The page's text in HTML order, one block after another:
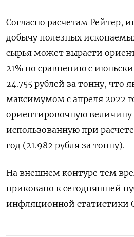
Согласно расчетам Рейтер,
добычу полезных
сырья может вырасти
21% по сравнению с
24.755 рублей за тонну, что
максимумом с апреля 2022
ориентировочную величину
использованную при
год (21.982 рубля за тонну).
На внешнем контуре тем
приковано к сегодняшней
инфляционной статистики